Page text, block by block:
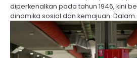
diperkenalkan pada tahun 1946, kini
dinamika sosial dan kemajuan.